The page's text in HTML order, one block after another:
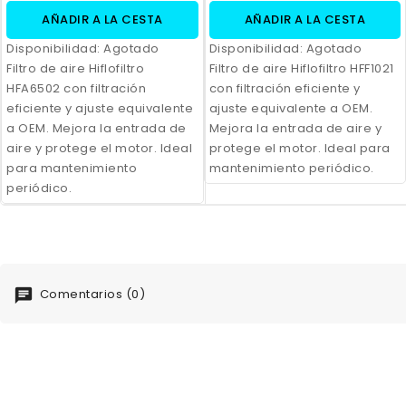
AÑADIR A LA CESTA
Disponibilidad: Agotado
Filtro de aire Hiflofiltro
HFA6502 con filtración
eficiente y ajuste equivalente
a OEM. Mejora la entrada de
aire y protege el motor. Ideal
para mantenimiento
periódico.
AÑADIR A LA CESTA
Disponibilidad: Agotado
Filtro de aire Hiflofiltro HFF1021
con filtración eficiente y
ajuste equivalente a OEM.
Mejora la entrada de aire y
protege el motor. Ideal para
mantenimiento periódico.
Comentarios (0)